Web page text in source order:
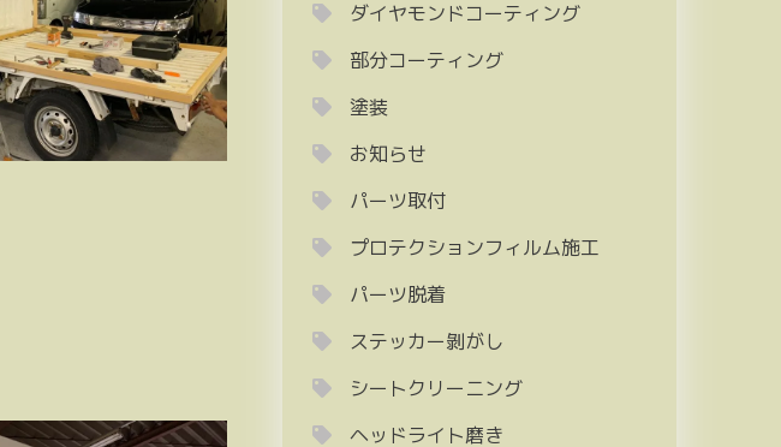
ダイヤモンドコーティング
部分コーティング
塗装
お知らせ
パーツ取付
プロテクションフィルム施工
パーツ脱着
ステッカー剝がし
シートクリーニング
ヘッドライト磨き